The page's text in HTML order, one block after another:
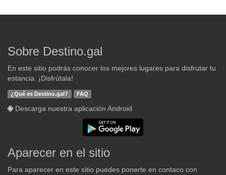
Sobre Destino.gal
En este sitio podrás conocer los mejores lugares para disfrutar tu
estancia. ¡Disfrútala!
¿Qué es Destino.gal? FAQ
Descarga nuestra aplicación Android
Aparecer en el sitio
Para aparecer en este sitio puedes ponerte en contaco con